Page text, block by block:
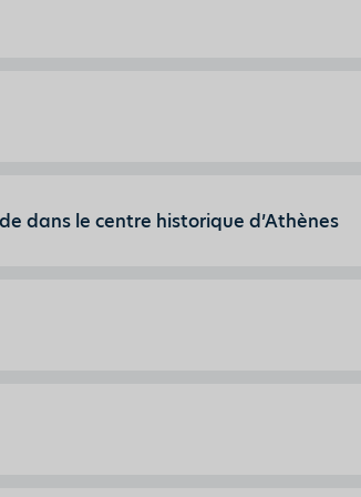
dans le centre historique d’Athènes